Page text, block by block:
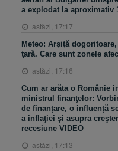
a explodat la aproximativ
astăzi, 17:17
Meteo: Arşiţă
ţară. Care sunt zonele
astăzi, 17:16
Cum ar arăta o Românie
ministrul finanţelor:
de finanţare, o influenţă
a inflaţiei şi asupra
recesiune VIDEO
astăzi, 17:13